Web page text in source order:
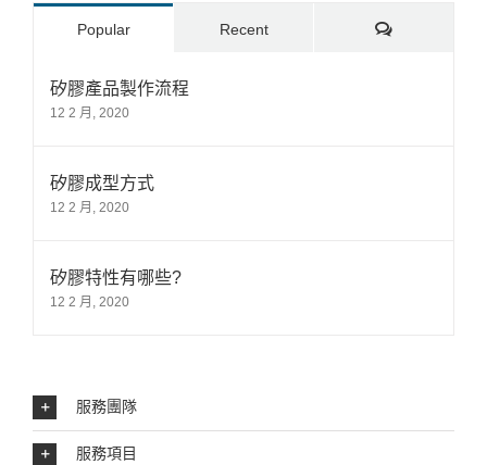
Popular Recent Comments
矽膠產品製作流程
12 2 月, 2020
矽膠成型方式
12 2 月, 2020
矽膠特性有哪些?
12 2 月, 2020
服務團隊
服務項目